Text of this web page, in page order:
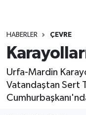
HABERLER ÇEVRE
Urfa-Mardin
Vatandaştan Sert
Gündem
Kültür
Magazin
Tüm Manşetler
Son Dakika
Haber Arşivi